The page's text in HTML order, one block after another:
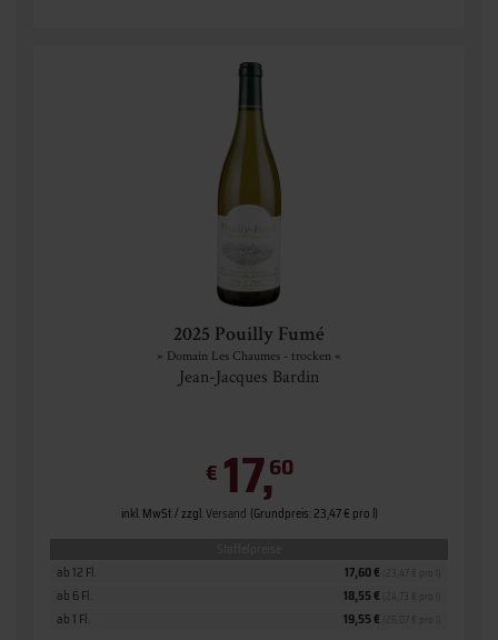
2025 Pouilly Fumé
» Domain Les Chaumes - trocken «
Jean-Jacques Bardin
€ 17,60
inkl. MwSt. / zzgl.Versand (Grundpreis: 23,47 € pro l)
ab 1 Fl. 19,55 €
ab 6 Fl. 18,55 €
ab 12 Fl. 17,60 €